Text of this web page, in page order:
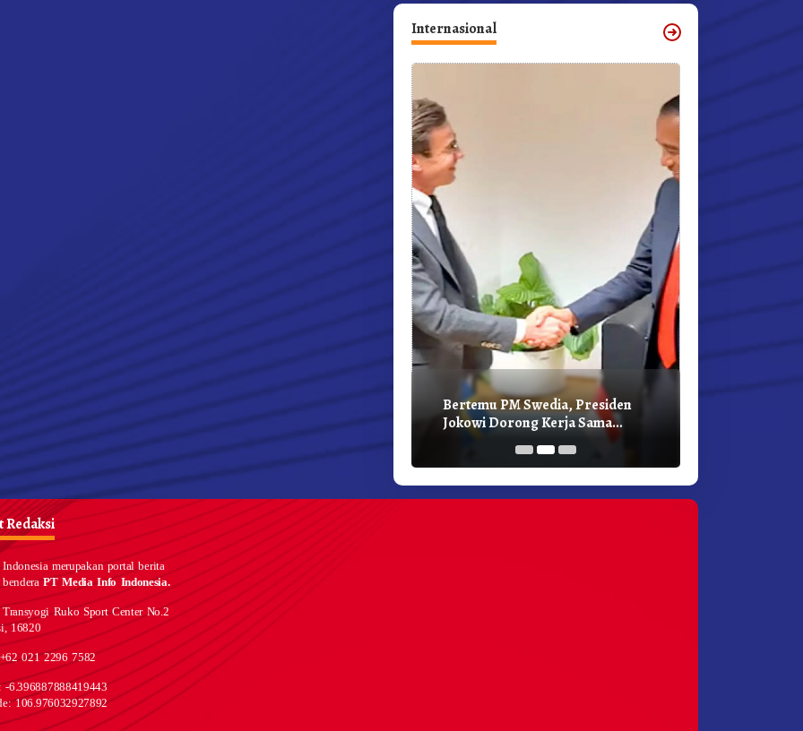
Internasional
Bertemu PM Swedia, Presiden
Jokowi Dorong Kerja Sama
Pembangunan Hijau
Redaksi
Indonesia merupakan portal berita
benderaPT Media Info Indonesia.
Ruko Sport Center No.2
16820
021 2296 7582
-6.396887888419443
106.976032927892